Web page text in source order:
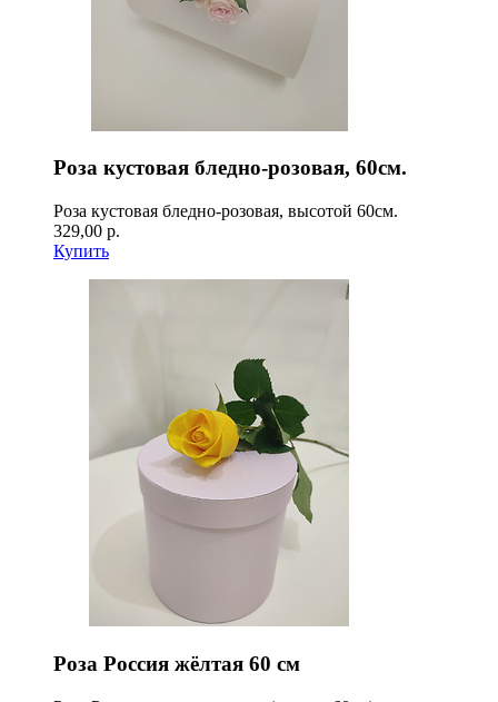
Роза кустовая бледно-розовая, 60см.
Роза кустовая бледно-розовая, высотой 60см.
329,00 р.
Купить
Роза Россия жёлтая 60 см